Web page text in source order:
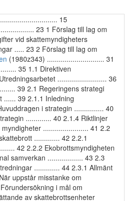
15
23 1 Förslag till lag om
vid skattemyndigheters
..... 23 2 Förslag till lag om
(1980z343) ............................. 31
35 1.1 Direktiven
......................... 36
39 2.1 Regeringens strategi
...... 39 2.1.1 Inledning
i strategin ............... 40
............. 40 2.1.4 Riktlinjer
....................... 41 2.2
............. 42 2.2.1
42 2.2.2 Ekobrottsmyndigheten
samverkan .................. 43 2.3
............. 44 2.3.1 Allmänt
uppstår misstanke om
i mål om
av skattebrottsenheter